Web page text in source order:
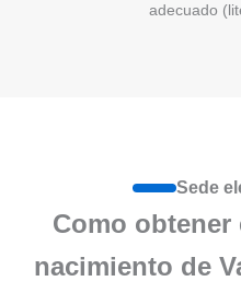
adecuado
Sede
Como
nacimiento de